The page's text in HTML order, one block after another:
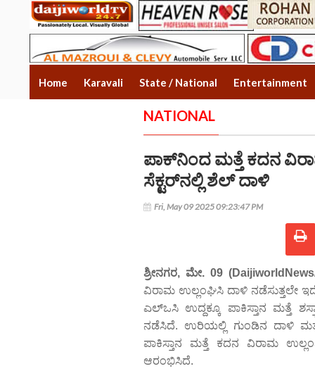
Home Karavali State / National Entertainment
NATIONAL
ಪಾಕ್‌ನಿಂದ ಮತ್ತೆ ಕದನ
ಸೆಕ್ಟರ್‌ನಲ್ಲಿ ಶೆಲ್ ದಾಳಿ
Fri, May 09 2025 09:23:47 PM
ಶ್ರೀನಗರ, ಮೇ. 09
ವಿರಾಮ ಉಲ್ಲಂಘಿಸಿ ದಾಳಿ ನಡೆಸುತ್ತಲೇ
ಎಲ್‌ಒಸಿ ಉದ್ದಕ್ಕೂ ಪಾಕಿಸ್ತಾನ ಮತ್ತೆ
ನಡೆಸಿದೆ. ಉರಿಯಲ್ಲಿ ಗುಂಡಿನ ದಾಳಿ
ಪಾಕಿಸ್ತಾನ ಮತ್ತೆ ಕದನ ವಿರಾಮ
ಆರಂಭಿಸಿದೆ.